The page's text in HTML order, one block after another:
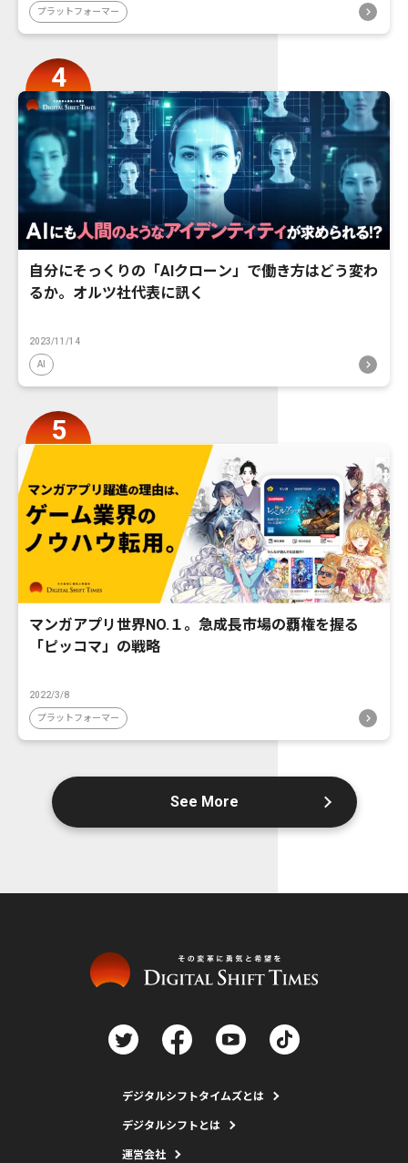
プラットフォーマー
自分にそっくりの「AIクローン」で働き方はどう変わ
るか。オルツ社代表に訊く
2023/11/14
AI
マンガアプリ世界NO.１。急成長市場の覇権を握る
「ピッコマ」の戦略
2022/3/8
プラットフォーマー
See More
デジタルシフトタイムズとは
デジタルシフトとは
運営会社